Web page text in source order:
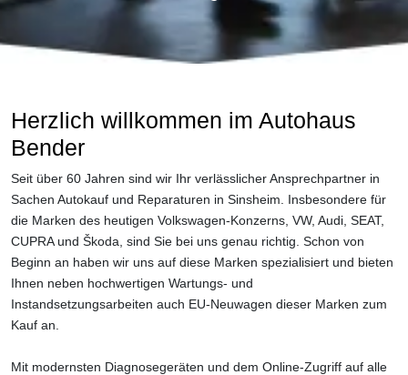
Herzlich willkommen im Autohaus
Bender
Seit über 60 Jahren sind wir Ihr verlässlicher Ansprechpartner in
Sachen Autokauf und Reparaturen in Sinsheim. Insbesondere für
die Marken des heutigen Volkswagen-Konzerns, VW, Audi, SEAT,
CUPRA und Škoda, sind Sie bei uns genau richtig. Schon von
Beginn an haben wir uns auf diese Marken spezialisiert und bieten
Ihnen neben hochwertigen Wartungs- und
Instandsetzungsarbeiten auch EU-Neuwagen dieser Marken zum
Kauf an.
Mit modernsten Diagnosegeräten und dem Online-Zugriff auf alle